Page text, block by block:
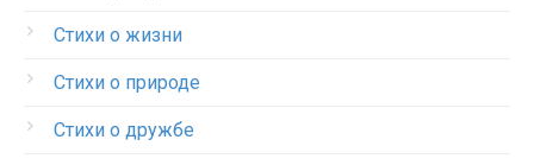
Стихи о жизни
Стихи о природе
Стихи о дружбе